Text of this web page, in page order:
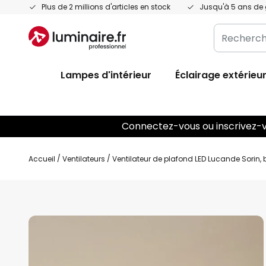
Plus de 2 millions d'articles en stock Jusqu'à 5 ans de
Allez
contenu
Rechercher
dans
du
Lampes d'intérieur Éclairage extérieur
Connectez-vous ou inscrivez-
Accueil Ventilateurs Ventilateur de plafond LED Lucande Sorin,
Skip